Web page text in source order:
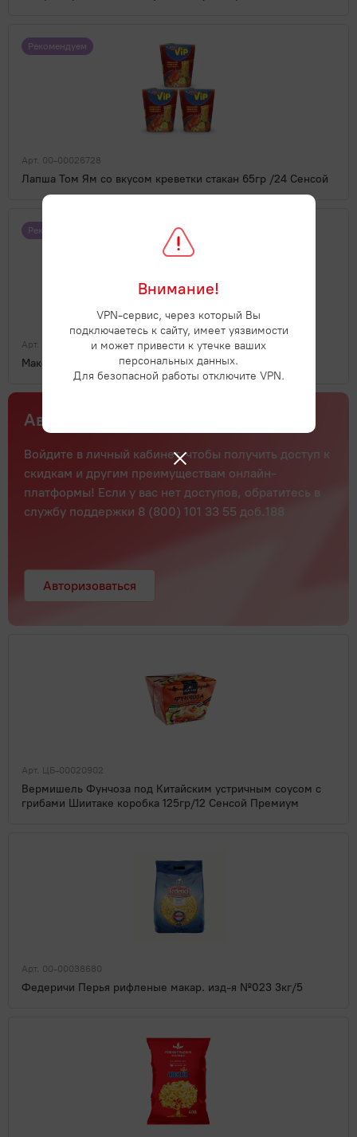
Рекомендуем
Арт. 00-00026728
Лапша Том Ям со вкусом креветки стакан 65гр /24 Сенсой
Рекомендуем
Арт. ЦБ-00003400
Макфа Рожки 400г /20
Авторизуйтесь с выгодой
Войдите в личный кабинет, чтобы получить доступ к
скидкам и другим преимуществам онлайн-
платформы! Если у вас нет доступов, обратитесь в
службу поддержки 8 (800) 101 33 55 доб.188
Авторизоваться
Арт. ЦБ-00020902
Вермишель Фунчоза под Китайским устричным соусом с
грибами Шиитаке коробка 125гр/12 Сенсой Премиум
Арт. 00-00038680
Федеричи Перья рифленые макар. изд-я №023 3кг/5
Внимание!
VPN-сервис, через который Вы
подключаетесь к сайту, имеет уязвимости
и может привести к утечке ваших
персональных данных.
Для безопасной работы отключите VPN.